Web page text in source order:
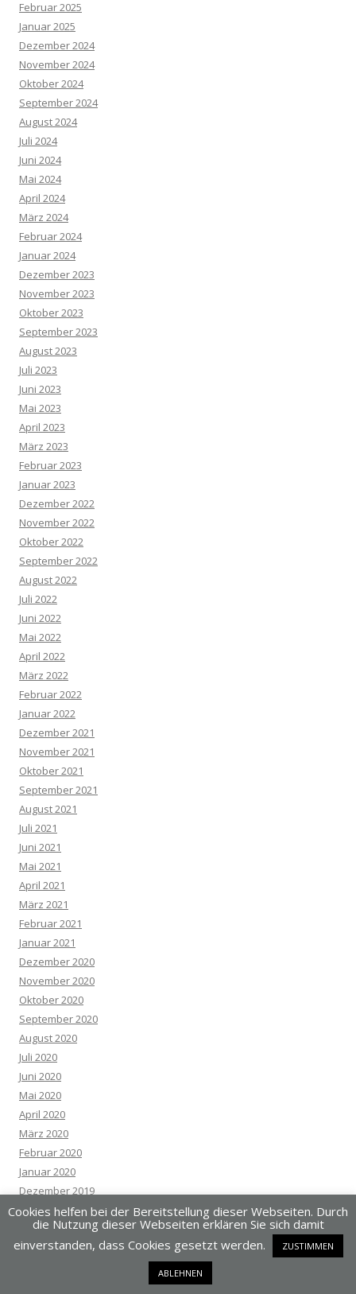
Februar 2025
Januar 2025
Dezember 2024
November 2024
Oktober 2024
September 2024
August 2024
Juli 2024
Juni 2024
Mai 2024
April 2024
März 2024
Februar 2024
Januar 2024
Dezember 2023
November 2023
Oktober 2023
September 2023
August 2023
Juli 2023
Juni 2023
Mai 2023
April 2023
März 2023
Februar 2023
Januar 2023
Dezember 2022
November 2022
Oktober 2022
September 2022
August 2022
Juli 2022
Juni 2022
Mai 2022
April 2022
März 2022
Februar 2022
Januar 2022
Dezember 2021
November 2021
Oktober 2021
September 2021
August 2021
Juli 2021
Juni 2021
Mai 2021
April 2021
März 2021
Februar 2021
Januar 2021
Dezember 2020
November 2020
Oktober 2020
September 2020
August 2020
Juli 2020
Juni 2020
Mai 2020
April 2020
März 2020
Februar 2020
Januar 2020
Dezember 2019
November 2019
Oktober 2019
September 2019
Cookies helfen bei der Bereitstellung dieser Webseiten. Durch
die Nutzung dieser Webseiten erklären Sie sich damit
einverstanden, dass Cookies gesetzt werden.
ZUSTIMMEN
ABLEHNEN